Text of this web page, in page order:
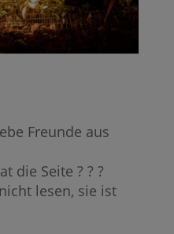
Freunde aus
die Seite ? ? ?
lesen, sie ist